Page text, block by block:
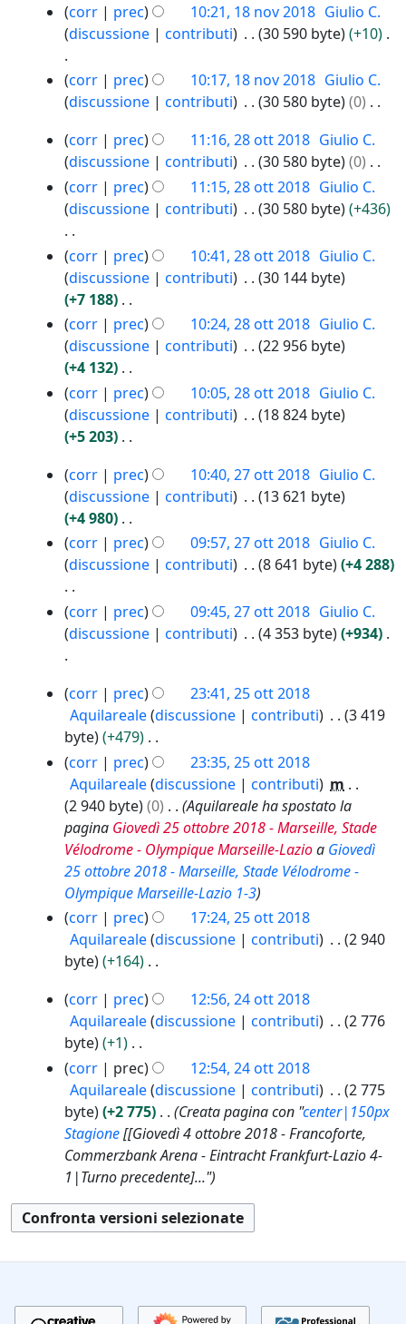
n
o
g
g
e
t
t
o
d
e
l
l
a
m
o
d
i
f
i
c
e
s
s
u
n
g
g
e
t
t
o
d
e
l
l
a
m
o
d
f
i
c
a
corr prec 10:21, 18 nov 2018 Giulio C.
discussione
contributi 30 590 byte +10
N
e
s
u
n
o
g
e
t
t
o
d
e
l
l
a
m
o
d
i
f
i
a
corr prec 10:17, 18 nov 2018 Giulio C.
discussione
contributi 30 580 byte
0
e
s
s
u
n
o
g
g
e
t
t
o
d
e
l
l
a
m
o
d
f
i
c
a
corr prec 11:16, 28 ott 2018 Giulio C.
discussione
contributi 30 580 byte
0
N
e
s
u
n
o
g
g
e
t
t
o
d
e
l
l
a
m
o
d
i
f
i
c
a
corr prec 11:15, 28 ott 2018 Giulio C.
discussione
contributi 30 580 byte +436
N
e
s
s
u
n
g
g
e
t
t
o
d
e
l
a
m
o
d
f
i
c
a
corr prec 10:41, 28 ott 2018 Giulio C.
discussione
contributi
30 144 byte
+7 188
N
e
s
s
u
n
o
g
g
e
t
t
d
e
l
a
m
o
d
f
i
c
a
corr prec 10:24, 28 ott 2018 Giulio C.
discussione
contributi
22 956 byte
+4 132
N
e
s
u
n
o
g
g
t
t
e
l
a
m
o
d
i
f
i
c
corr prec 10:05, 28 ott 2018 Giulio C.
discussione
contributi
18 824 byte
+5 203
e
s
s
u
n
o
g
g
t
o
d
e
l
a
m
o
d
i
i
a
corr prec 10:40, 27 ott 2018 Giulio C.
discussione
contributi
13 621 byte
+4 980
N
e
s
u
n
g
g
e
t
o
d
e
l
l
a
m
o
i
i
c
corr prec 09:57, 27 ott 2018 Giulio C.
discussione
contributi 8 641 byte +4 288
N
e
u
n
o
g
g
e
t
t
o
d
e
l
m
o
d
i
i
c
a
corr prec 09:45, 27 ott 2018 Giulio C.
discussione
contributi 4 353 byte +934
e
s
u
n
o
g
g
e
t
t
o
d
l
a
m
o
d
i
f
i
c
a
corr prec
23:41, 25 ott 2018
Aquilareale discussione contributi
3 419
byte
+479
N
s
s
u
n
o
g
g
e
t
o
d
e
l
a
m
o
i
f
i
a
corr prec
23:35, 25 ott 2018
Aquilareale discussione contributi
m
2 940 byte
0
Aquilareale ha spostato la
pagina Giovedì 25 ottobre 2018 - Marseille, Stade
Vélodrome - Olympique Marseille-Lazioa Giovedì
25 ottobre 2018 - Marseille, Stade Vélodrome -
Olympique Marseille-Lazio 1-3
corr
prec
17:24, 25 ott 2018
Aquilareale discussione contributi
2 940
byte
+164
e
s
u
n
o
g
g
e
t
t
d
l
corr prec
12:56, 24 ott 2018
Aquilareale discussione contributi
2 776
byte
+1
N
s
s
u
n
g
g
e
t
corr prec
12:54, 24 ott 2018
Aquilareale discussione contributi
2 775
byte
+2 775 Creata pagina con "center|150px
Stagione[[Giovedì 4 ottobre 2018 - Francoforte,
Commerzbank Arena - Eintracht Frankfurt-Lazio 4-
1|Turno precedente]..."